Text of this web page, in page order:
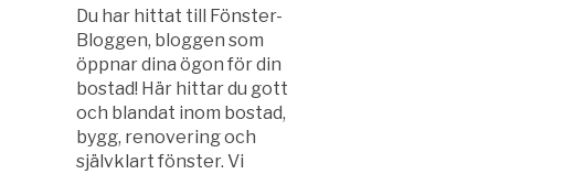
Du har hittat till Fönster-
Bloggen, bloggen som
öppnar dina ögon för din
bostad! Här hittar du gott
och blandat inom bostad,
bygg, renovering och
självklart fönster. Vi